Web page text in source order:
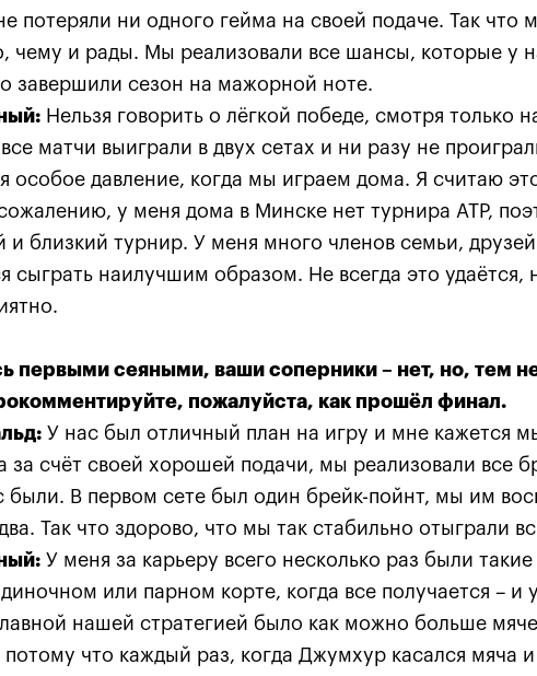
Прогулка за кулисы
турнира
27 октября, 11:00
трофей
Освальдом
Дамир Джумхур: «Каждый
из российских турниров
22 октября, 20:15 22
потеряли ни одного гейма на своей подаче. Так что
чему и рады. Мы реализовали все шансы, которые у
завершили сезон на мажорной ноте.
Нельзя говорить о лёгкой победе, смотря только
матчи выиграли в двух сетах и ни разу не
особое давление, когда мы играем дома. Я считаю
у меня дома в Минске нет турнира ATP,
близкий турнир. У меня много членов семьи,
сыграть наилучшим образом. Не всегда это удаётся,
первыми сеяными, ваши соперники – нет, но, тем
пожалуйста, как прошёл финал.
У нас был отличный план на игру и мне кажется
за счёт своей хорошей подачи, мы реализовали все
были. В первом сете был один брейк-пойнт, мы им
Так что здорово, что мы так стабильно отыграли
У меня за карьеру всего несколько раз были
или парном корте, когда все получается – и
нашей стратегией было как можно больше
потому что каждый раз, когда Джумхур касался мяча